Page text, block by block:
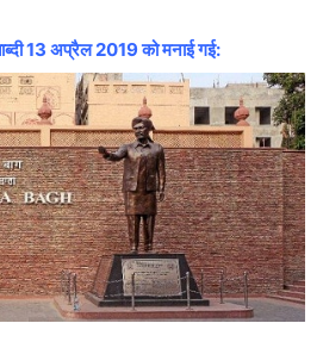
13 अप्रैल 2019 को मनाई गई: